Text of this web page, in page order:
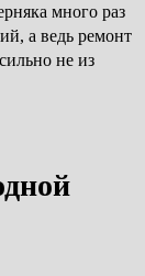
много раз
а ведь ремонт
не из